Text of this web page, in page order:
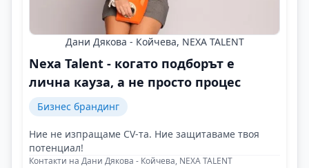
Дани Дякова - Койчева, NEXA TALENT
Nexa Talent - когато подборът е
лична кауза, а не просто процес
Бизнес брандинг
Ние не изпращаме CV-та. Ние защитаваме твоя
потенциал!
Контакти на Дани Дякова - Койчева, NEXA TALENT